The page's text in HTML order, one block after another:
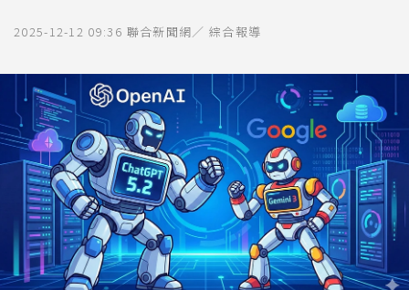
2025-12-12 09:36 聯合新聞網／ 綜合報導